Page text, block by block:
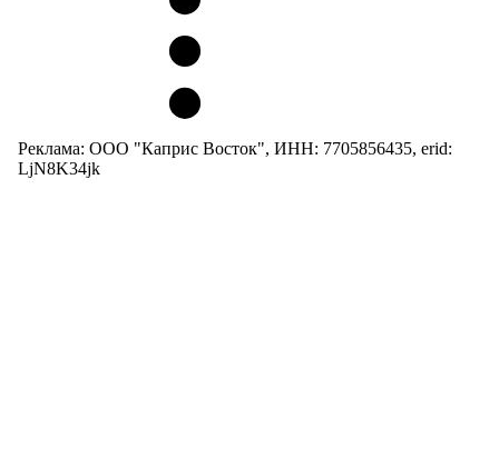
Реклама: ООО "Каприс Восток", ИНН: 7705856435, erid:
LjN8K34jk